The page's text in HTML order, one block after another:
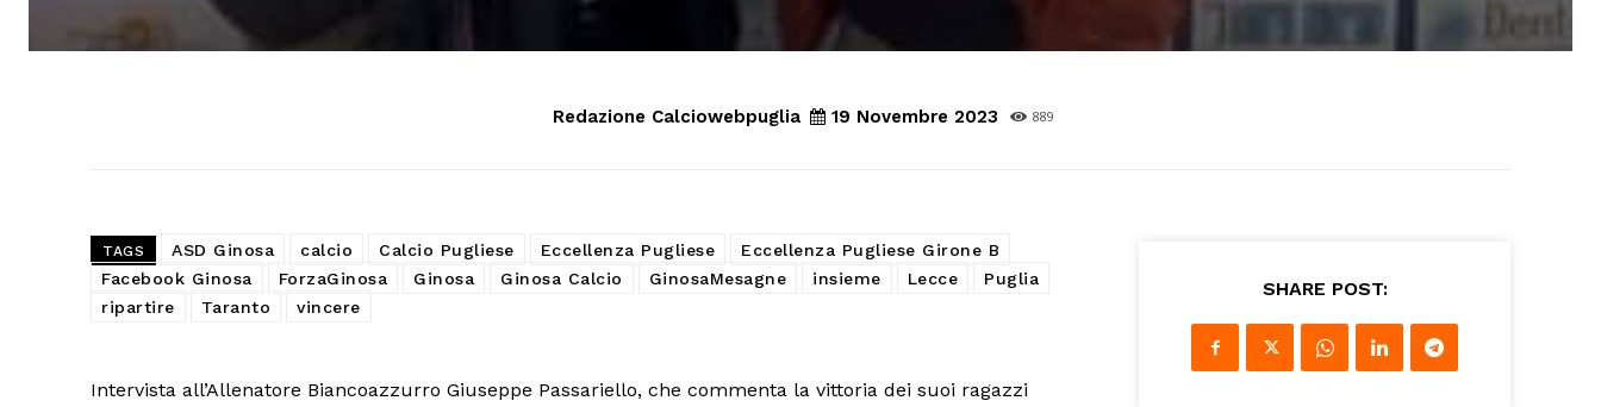
Redazione Calciowebpuglia 19 Novembre 2023 889
TAGS ASD Ginosa calcio Calcio Pugliese Eccellenza Pugliese
Eccellenza Pugliese Girone B
Facebook Ginosa
ForzaGinosa Ginosa Ginosa Calcio GinosaMesagne insieme Lecce
Puglia
ripartire
Taranto vincere
Intervista all’Allenatore Biancoazzurro Giuseppe Passariello, che commenta la vittoria dei suoi ragazzi
SHARE POST: